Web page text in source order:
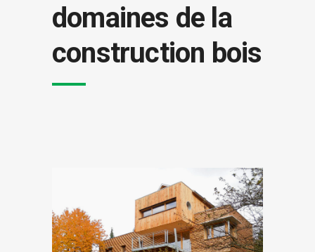
domaines de la
construction bois